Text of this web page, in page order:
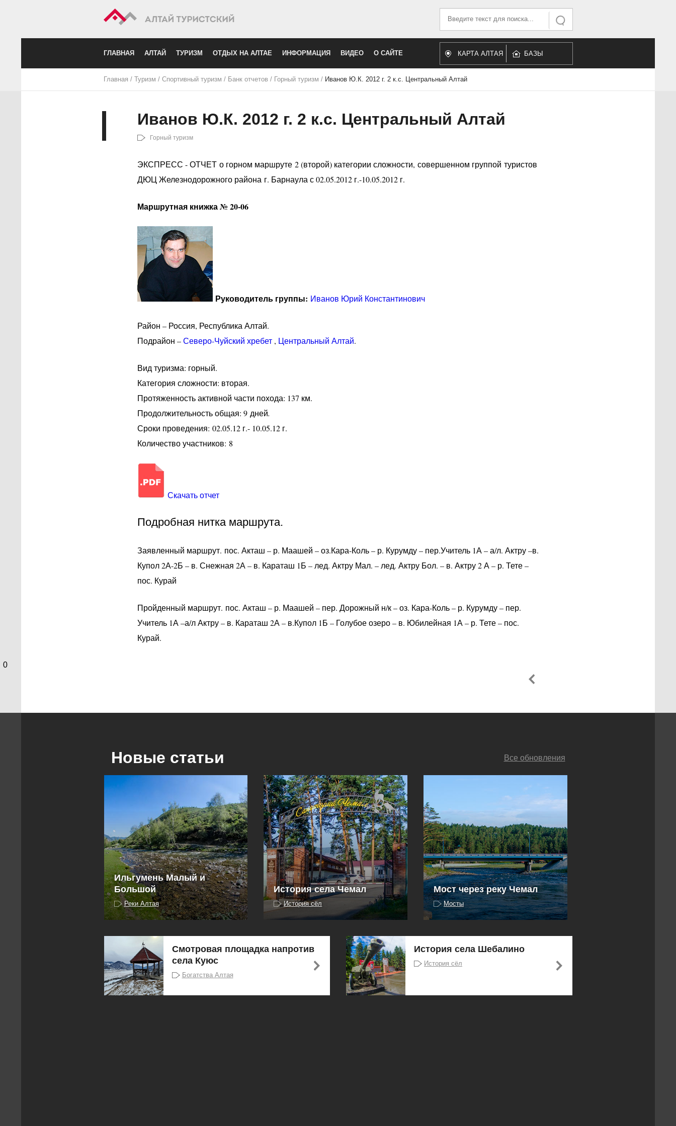
Искать
Искать...
ГЛАВНАЯ АЛТАЙ ТУРИЗМ ОТДЫХ НА АЛТАЕ ИНФОРМАЦИЯ ВИДЕО О САЙТЕ КАРТА АЛТАЯ БАЗЫ
Главная / Туризм / Спортивный туризм / Банк отчетов/ Горный туризм / Иванов Ю.К. 2012 г. 2 к.с. Центральный Алтай
Иванов Ю.К. 2012 г. 2 к.с. Центральный Алтай
Горный туризм
ЭКСПРЕСС - ОТЧЕТ о горном маршруте 2 (второй) категории сложности, совершенном группой туристов
ДЮЦ Железнодорожного района г. Барнаула с 02.05.2012 г.-10.05.2012 г.
Маршрутная книжка № 20-06
Руководитель группы: Иванов Юрий Константинович
Район – Россия, Республика Алтай.
Подрайон –Северо-Чуйский хребет , Центральный Алтай.
Вид туризма: горный.
Категория сложности: вторая.
Протяженность активной части похода: 137 км.
Продолжительность общая: 9 дней.
Сроки проведения: 02.05.12 г.- 10.05.12 г.
Количество участников: 8
Скачать отчет
Подробная нитка маршрута.
Заявленный маршрут. пос. Акташ – р. Маашей – оз.Кара-Коль – р. Курумду – пер.Учитель 1А – а/л. Актру –в.
Купол 2А-2Б – в. Снежная 2А – в. Караташ 1Б – лед. Актру Мал. – лед. Актру Бол. – в. Актру 2 А – р. Тете –
пос. Курай
Пройденный маршрут. пос. Акташ – р. Маашей – пер. Дорожный н/к – оз. Кара-Коль – р. Курумду – пер.
Учитель 1А –а/л Актру – в. Караташ 2А – в.Купол 1Б – Голубое озеро – в. Юбилейная 1А – р. Тете – пос.
Курай.
0
Новые статьи
Ильгумень Малый и
Большой
Реки Алтая
История села Чемал
История сёл
Мост через реку Чемал
Мосты
Смотровая площадка напротив
села Куюс
Богатства Алтая
История села Шебалино
История сёл
Все обновления